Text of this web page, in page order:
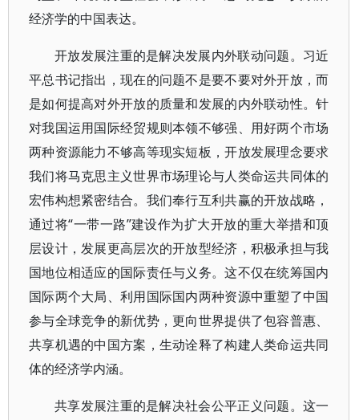
经济学的中国表达。
开放发展注重的是解决发展内外联动问题。习近
平总书记指出，现在的问题不是要不要对外开放，而
是如何提高对外开放的质量和发展的内外联动性。针
对我国运用国际经贸规则本领不够强、用好两个市场
两种资源能力不够高等现实短板，开放发展理念要求
我们将马克思主义世界市场理论与人类命运共同体的
宏伟构想紧密结合。我们奉行互利共赢的开放战略，
通过将“一带一路”建设作为扩大开放的重大举措和顶
层设计，发展更高层次的开放型经济，积极承担与我
国地位相适应的国际责任与义务。这不仅在统筹国内
国际两个大局、利用国际国内两种资源中重塑了中国
参与全球竞争的新优势，更向世界提供了包容普惠、
共享机遇的中国方案，生动诠释了构建人类命运共同
体的经济学内涵。
共享发展注重的是解决社会公平正义问题。这一